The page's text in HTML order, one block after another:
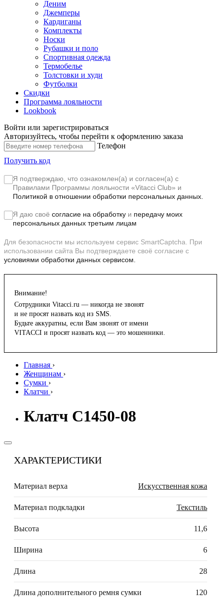
Деним
Джемперы
Кардиганы
Комплекты
Носки
Рубашки и поло
Спортивная одежда
Термобелье
Толстовки и худи
Футболки
Скидки
Программа лояльности
Lookbook
Войти или зарегистрироваться
Авторизуйтесь, чтобы перейти к оформлению заказа
Телефон
Получить код
Я подтверждаю, что ознакомлен(а) и согласен(а) с
Правилами Программы лояльности «Vitacci Club» и
Политикой в отношении обработки персональных данных.
Я даю своё согласие на обработку и передачу моих
персональных данных третьим лицам
Для безопасности мы используем сервис SmartCaptcha. При
использовании сайта Вы подтверждаете своё согласие с
условиями обработки данных сервисом.
Внимание!
Сотрудники Vitacci.ru — никогда не звонят
и не просят назвать код из SMS.
Будьте аккуратны, если Вам звонят от имени
VITACCI и просят назвать код — это мошенники.
Главная ›
Женщинам ›
Сумки ›
Клатчи ›
Клатч C1450-08
ХАРАКТЕРИСТИКИ
Материал верха Искусственная кожа
Материал подкладки Текстиль
Высота 11,6
Ширина 6
Длина 28
Длина дополнительного ремня сумки 120